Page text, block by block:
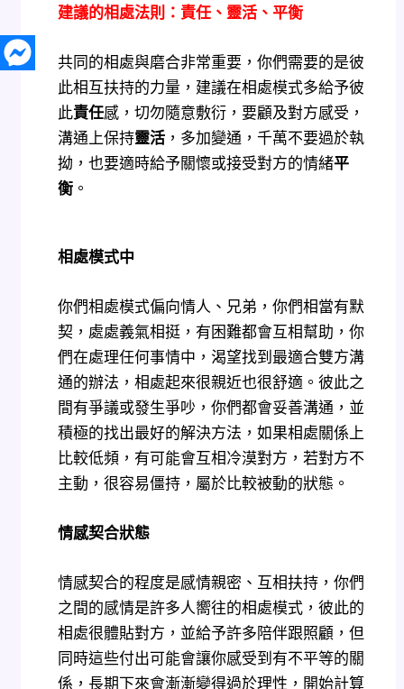
建議的相處法則：責任、靈活、平衡
共同的相處與磨合非常重要，你們需要的是彼
此相互扶持的力量，建議在相處模式多給予彼
此責任感，切勿隨意敷衍，要顧及對方感受，
溝通上保持靈活，多加變通，千萬不要過於執
拗，也要適時給予關懷或接受對方的情緒平
衡。
相處模式中
你們相處模式偏向情人、兄弟，你們相當有默
契，處處義氣相挺，有困難都會互相幫助，你
們在處理任何事情中，渴望找到最適合雙方溝
通的辦法，相處起來很親近也很舒適。彼此之
間有爭議或發生爭吵，你們都會妥善溝通，並
積極的找出最好的解決方法，如果相處關係上
比較低頻，有可能會互相冷漠對方，若對方不
主動，很容易僵持，屬於比較被動的狀態。
情感契合狀態
情感契合的程度是感情親密、互相扶持，你們
之間的感情是許多人嚮往的相處模式，彼此的
相處很體貼對方，並給予許多陪伴跟照顧，但
同時這些付出可能會讓你感受到有不平等的關
係，長期下來會漸漸變得過於理性，開始計算